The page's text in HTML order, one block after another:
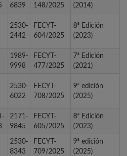
6839
148/2025
(2014)
2530-
2442
FECYT-
604/2025
8ª Edición
(2023)
1989-
9998
FECYT-
477/2025
7ª Edición
(2021)
2530-
6022
FECYT-
708/2025
9ª edición
(2025)
2171-
9845
FECYT-
605/2025
8ª Edición
(2023)
2530-
8343
FECYT-
709/2025
9ª edición
(2025)